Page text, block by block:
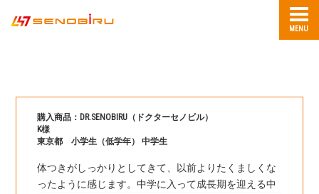
MENU
購入商品：DR.SENOBIRU（ドクターセノビル）
K様
東京都 小学生（低学年） 中学生
体つきがしっかりとしてきて、以前よりたくましくな
ったように感じます。中学に入って成長期を迎える中